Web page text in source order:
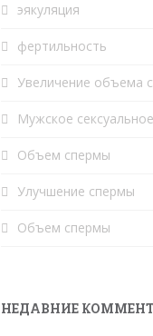
эякуляция
фертильность
Увеличение объема
Мужское
Объем спермы
Улучшение спермы
Объем спермы
НЕДАВНИЕ